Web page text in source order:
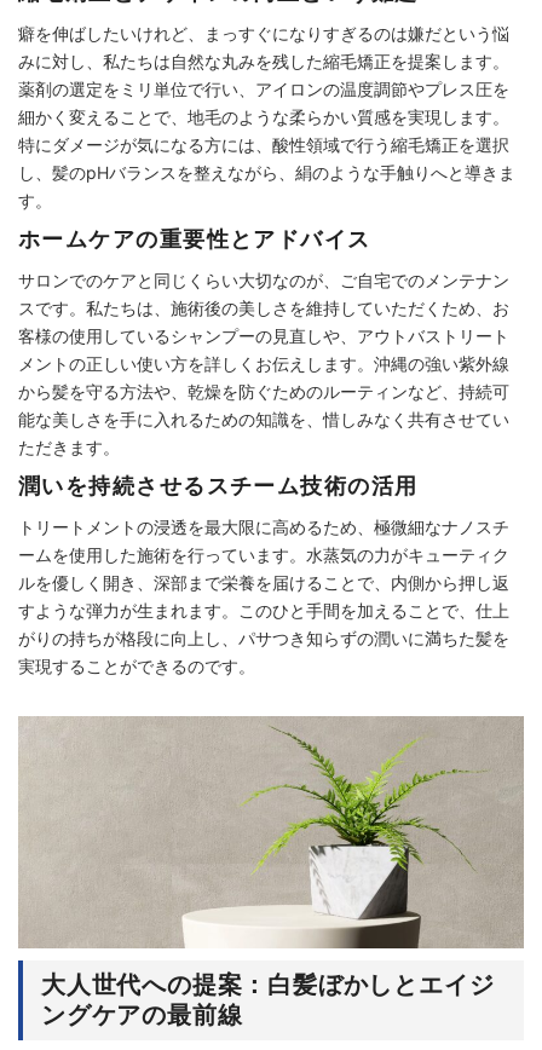
癖を伸ばしたいけれど、まっすぐになりすぎるのは嫌だという悩
みに対し、私たちは自然な丸みを残した縮毛矯正を提案します。
薬剤の選定をミリ単位で行い、アイロンの温度調節やプレス圧を
細かく変えることで、地毛のような柔らかい質感を実現します。
特にダメージが気になる方には、酸性領域で行う縮毛矯正を選択
し、髪のpHバランスを整えながら、絹のような手触りへと導きま
す。
ホームケアの重要性とアドバイス
サロンでのケアと同じくらい大切なのが、ご自宅でのメンテナン
スです。私たちは、施術後の美しさを維持していただくため、お
客様の使用しているシャンプーの見直しや、アウトバストリート
メントの正しい使い方を詳しくお伝えします。沖縄の強い紫外線
から髪を守る方法や、乾燥を防ぐためのルーティンなど、持続可
能な美しさを手に入れるための知識を、惜しみなく共有させてい
ただきます。
潤いを持続させるスチーム技術の活用
トリートメントの浸透を最大限に高めるため、極微細なナノスチ
ームを使用した施術を行っています。水蒸気の力がキューティク
ルを優しく開き、深部まで栄養を届けることで、内側から押し返
すような弾力が生まれます。このひと手間を加えることで、仕上
がりの持ちが格段に向上し、パサつき知らずの潤いに満ちた髪を
実現することができるのです。
大人世代への提案：白髪ぼかしとエイジ
ングケアの最前線